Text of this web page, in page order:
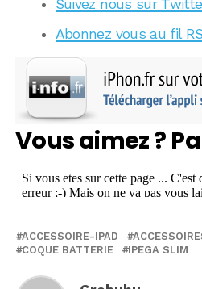
Suivez nous sur
Abonnez vous au fil
Vous aimez ?
ACCESSOIRE-IPAD
COQUE BATTERIE
IPEGA SLIM